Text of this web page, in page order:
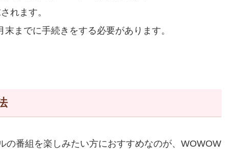
れます。
までに手続きをする必要があります。
の番組を楽しみたい方におすすめなのが、WOWOW